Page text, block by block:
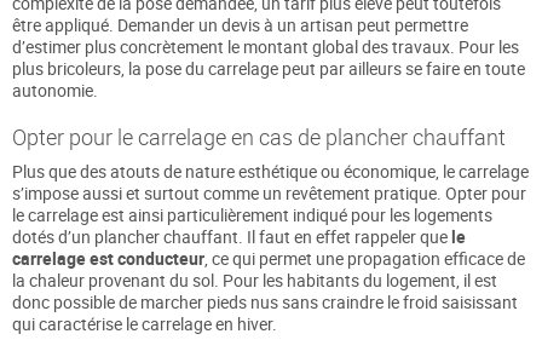
être appliqué. Demander un devis à un artisan peut permettre
d’estimer plus concrètement le montant global des travaux. Pour les
plus bricoleurs, la pose du carrelage peut par ailleurs se faire en toute
autonomie.
Opter pour le carrelage en cas de plancher chauffant
Plus que des atouts de nature esthétique ou économique, le carrelage
s’impose aussi et surtout comme un revêtement pratique. Opter pour
le carrelage est ainsi particulièrement indiqué pour les logements
dotés d’un plancher chauffant. Il faut en effet rappeler quele
carrelage est conducteur, ce qui permet une propagation efficace de
la chaleur provenant du sol. Pour les habitants du logement, il est
donc possible de marcher pieds nus sans craindre le froid saisissant
qui caractérise le carrelage en hiver.